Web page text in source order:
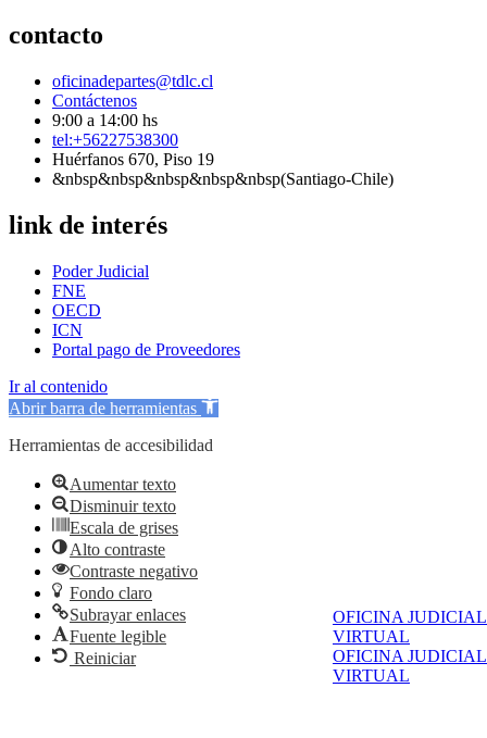
OFICINA JUDICIAL
VIRTUAL
OFICINA JUDICIAL
VIRTUAL
contacto
oficinadepartes@tdlc.cl
Contáctenos
9:00 a 14:00 hs
tel:+56227538300
Huérfanos 670, Piso 19
&nbsp&nbsp&nbsp&nbsp&nbsp(Santiago-Chile)
link de interés
Poder Judicial
FNE
OECD
ICN
Portal pago de Proveedores
Ir al contenido
Abrir barra de herramientas
Herramientas de accesibilidad
Aumentar texto
Disminuir texto
Escala de grises
Alto contraste
Contraste negativo
Fondo claro
Subrayar enlaces
Fuente legible
Reiniciar